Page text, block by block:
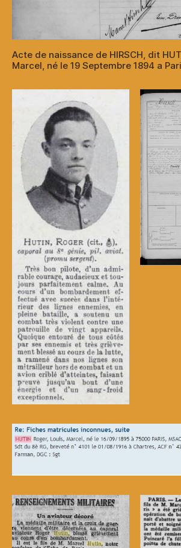
Acte de naissance de HIRSCH, dit
Marcel, né le 19 Septembre 1894 a